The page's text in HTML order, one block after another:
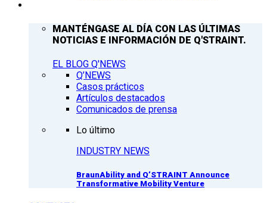
MANTÉNGASE AL DÍA CON LAS ÚLTIMAS
NOTICIAS E INFORMACIÓN DE Q'STRAINT.
EL BLOG Q'NEWS
Q’NEWS
Casos prácticos
Artículos destacados
Comunicados de prensa
Lo último
INDUSTRY NEWS
BraunAbility and Q’STRAINT Announce
Transformative Mobility Venture